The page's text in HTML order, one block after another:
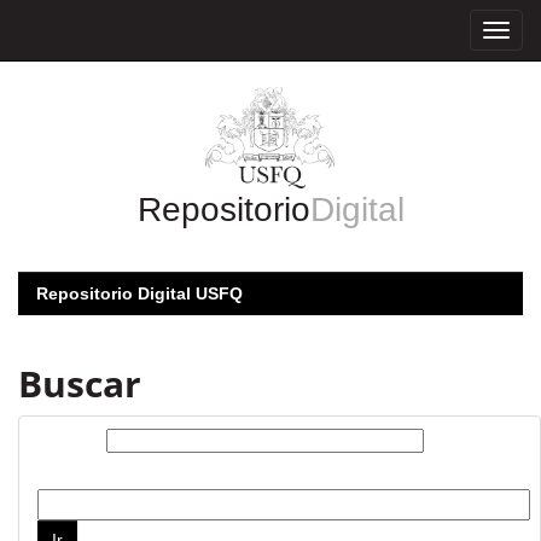
RepositorioDigital
Repositorio Digital USFQ
Buscar